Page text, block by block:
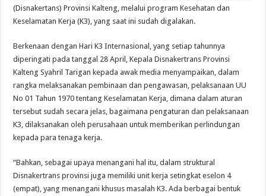
(Disnakertans) Provinsi Kalteng, melalui program Kesehatan dan
Keselamatan Kerja (K3), yang saat ini sudah digalakan.
Berkenaan dengan Hari K3 Internasional, yang setiap tahunnya
diperingati pada tanggal 28 April, Kepala Disnakertrans Provinsi
Kalteng Syahril Tarigan kepada awak media menyampaikan, dalam
rangka melaksanakan pembinaan dan pengawasan, pelaksanaan UU
No 01 Tahun 1970 tentang Keselamatan Kerja, dimana dalam aturan
tersebut sudah secara jelas, bagaimana pengaturan dan pelaksanaan
K3, dilaksanakan oleh perusahaan untuk memberikan perlindungan
kepada para tenaga kerja.
“Bahkan, sebagai upaya menangani hal itu, dalam struktural
Disnakertrans provinsi juga memiliki unit kerja setingkat eselon 4
(empat), yang menangani khusus masalah K3. Ada berbagai bentuk